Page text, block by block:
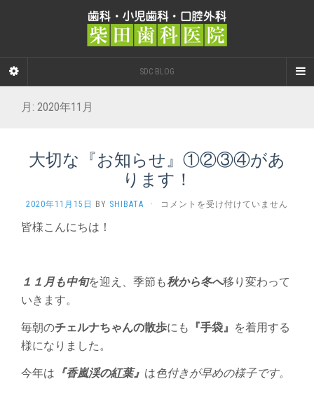
SDC BLOG
月: 2020年11月
大切な『お知らせ』①②③④があ
ります！
2020年11月15日 BY SHIBATA ·
大
せ』
あ
は
コメントを受け付けていません
皆様こんにちは！
１１月も中旬を迎え、季節も秋から冬へ移り変わって
いきます。
毎朝のチェルナちゃんの散歩にも 『手袋』 を着用する
様になりました。
今年は 『香嵐渓の紅葉』 は色付きが早めの様子です。